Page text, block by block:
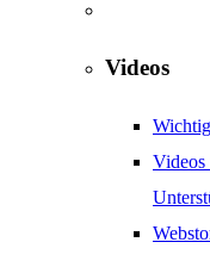
Videos
Videos